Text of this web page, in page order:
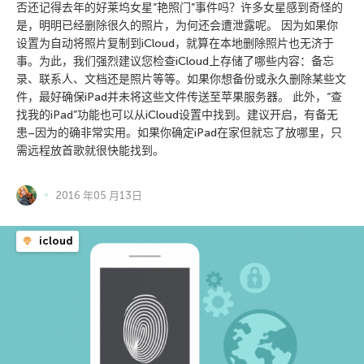
否还记得去年的好莱坞女星”艳照门”事件吗？许多女星感到奇怪的
是，明明已经删除很久的照片，为何还会遭泄露呢。 因为如果你
设置为自动将照片复制到iCloud，就算在本地删除照片也无济于
事。为此，我们强烈建议您检查iCloud上存储了哪些内容：备忘
录、联系人、文档还是照片等等。如果你想备份或永久删除某些文
件，最好确保iPad并未将这些文件传送至苹果服务器。 此外，“查
找我的iPad”功能也可以从iCloud设置中找到。建议开启，有备无
患–因为的确非常实用。如果你确定iPad在家但就忘了放哪里，只
需远程放首歌就很快能找到。
2016 年05 月13日
icloud